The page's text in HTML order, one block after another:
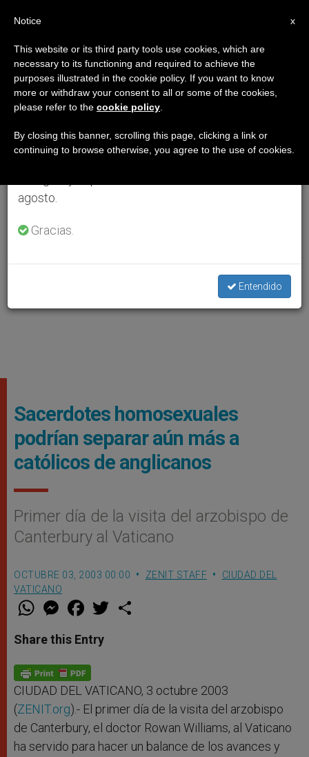
Sacerdotes homosexuales
podrían separar aún más a
católicos de anglicanos
Primer día de la visita del arzobispo de
Canterbury al Vaticano
OCTUBRE 03, 2003 00:00 ZENIT STAFF
CIUDAD DEL
VATICANO
W
t
s
p
p
M
e
s
e
g
e
r
F
a
e
b
o
k
w
Share this Entry
CIUDAD DEL VATICANO, 3 octubre 2003
(ZENIT.org).- El primer día de la visita del arzobispo
de Canterbury, el doctor Rowan Williams, al Vaticano
ha servido para hacer un balance de los avances y
×
Aviso importante
Del 27 de julio al 7 de agosto haremos la pausa
anual, aprovechando que en el periodo de verano
se generan menos informaciones y también el
agosto.
Gracias.
Entendido
x
Notice
This website or its third party tools use cookies, which are
necessary to its functioning and required to achieve the
purposes illustrated in the cookie policy. If you want to know
more or withdraw your consent to all or some of the cookies,
please refer to the cookie policy
By closing this banner, scrolling this page, clicking a link or
continuing to browse otherwise, you agree to the use of cookies.